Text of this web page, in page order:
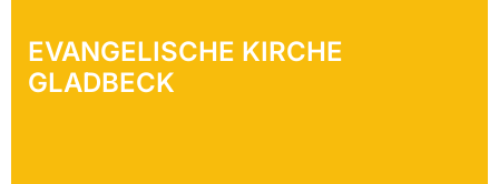
EVANGELISCHE KIRCHE
GLADBECK